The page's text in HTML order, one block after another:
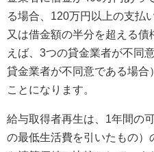
る場合、120万円以上の支払
又は借金額の半分を超える
えば、3つの貸金業者が不同
貸金業者が不同意である場合
ことになります。
給与取得者再生は、1年間の
の最低生活費を引いたもの